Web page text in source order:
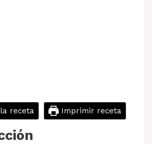
receta Imprimir receta